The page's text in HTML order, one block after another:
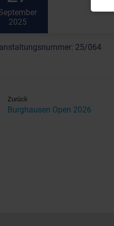
2025
25/064
Zurück
Burghausen Open 2026